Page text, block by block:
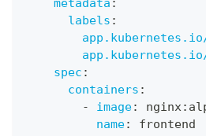
metadata :
labels :
app.kubernetes.io/
spec :
containers :
-
image: nginx:
name: frontend